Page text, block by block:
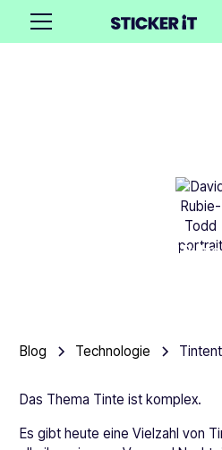
David
Blog Technologie
Das Thema Tinte ist komplex.
Es gibt heute eine Vielzahl von